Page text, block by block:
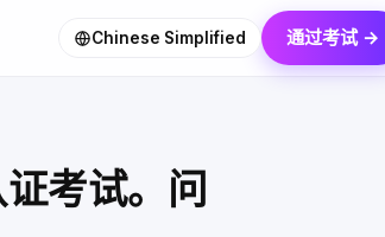
Chinese Simplified 通过考试 →
考试。问